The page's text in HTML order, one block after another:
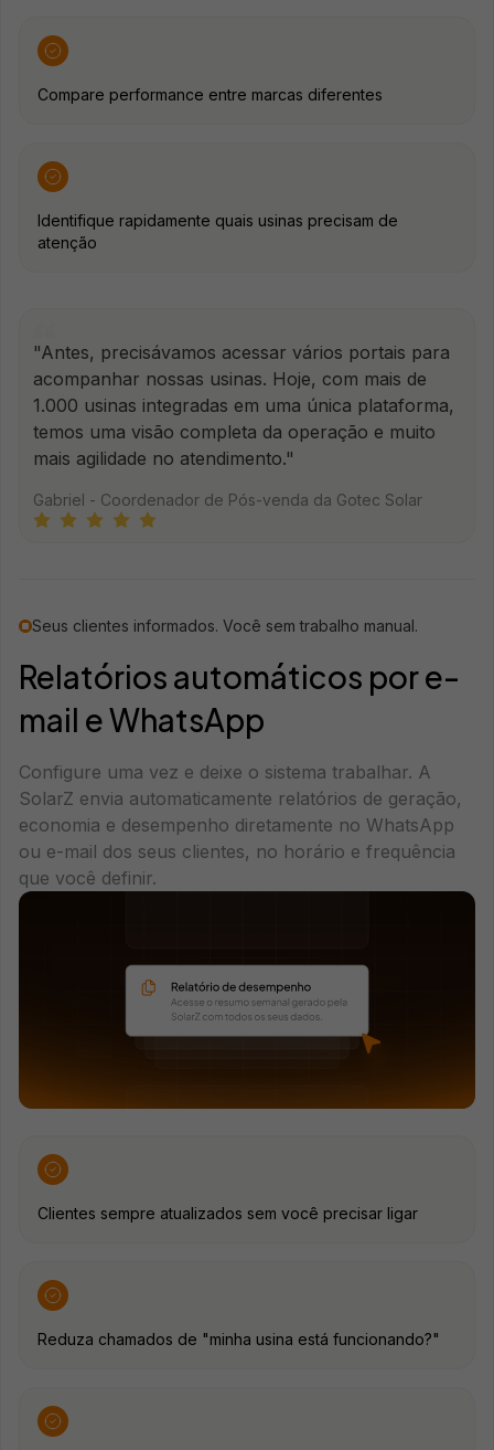
Compare performance entre marcas diferentes
Identifique rapidamente quais usinas precisam de
atenção
"Antes, precisávamos acessar vários portais para
acompanhar nossas usinas. Hoje, com mais de
1.000 usinas integradas em uma única plataforma,
temos uma visão completa da operação e muito
mais agilidade no atendimento."
Gabriel - Coordenador de Pós-venda da Gotec Solar
Seus clientes informados. Você sem trabalho manual.
Relatórios automáticos por e-
mail e WhatsApp
Configure uma vez e deixe o sistema trabalhar. A
SolarZ envia automaticamente relatórios de geração,
economia e desempenho diretamente no WhatsApp
ou e-mail dos seus clientes, no horário e frequência
que você definir.
Clientes sempre atualizados sem você precisar ligar
Reduza chamados de "minha usina está funcionando?"